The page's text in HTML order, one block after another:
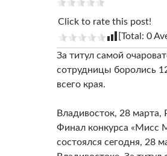
Click to rate this post!
[Total: 0
За титул самой
сотрудницы боролись
всего края.
Владивосток, 28 марта,
Финал конкурса «Мисс
состоялся сегодня, 28